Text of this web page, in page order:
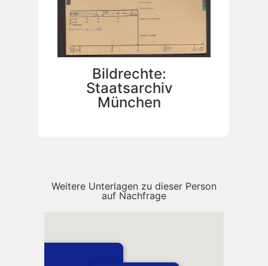
Bildrechte:
Staatsarchiv
München
Weitere Unterlagen zu dieser Person
auf Nachfrage